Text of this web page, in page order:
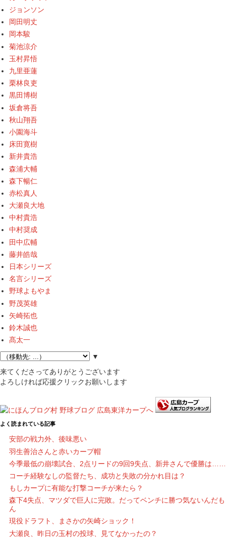
ジョンソン
岡田明丈
岡本駿
菊池涼介
玉村昇悟
九里亜蓮
栗林良吏
黒田博樹
坂倉将吾
秋山翔吾
小園海斗
床田寛樹
新井貴浩
森浦大輔
森下暢仁
赤松真人
大瀬良大地
中村貴浩
中村奨成
田中広輔
藤井皓哉
日本シリーズ
名言シリーズ
野球よもやま
野茂英雄
矢崎拓也
鈴木誠也
髙太一
▼
来てくださってありがとうございます
よろしければ応援クリックお願いします
よく読まれている記事
安部の戦力外、後味悪い
羽生善治さんと赤いカープ帽
今季最低の崩壊試合、2点リードの9回9失点、新井さんで優勝は……
コーチ経験なしの監督たち、成功と失敗の分かれ目は？
もしカープに有能な打撃コーチが来たら？
森下4失点、マツダで巨人に完敗。だってベンチに勝つ気ないんだも
ん
現役ドラフト、まさかの矢崎ショック！
大瀬良、昨日の玉村の投球、見てなかったの？